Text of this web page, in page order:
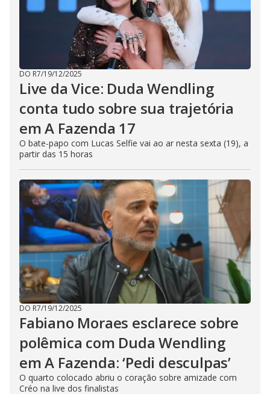
DO R7/19/12/2025
Live da Vice: Duda Wendling
conta tudo sobre sua trajetória
em A Fazenda 17
O bate-papo com Lucas Selfie vai ao ar nesta sexta (19), a
partir das 15 horas
DO R7/19/12/2025
Fabiano Moraes esclarece sobre
polêmica com Duda Wendling
em A Fazenda: ‘Pedi desculpas’
O quarto colocado abriu o coração sobre amizade com
Créo na live dos finalistas